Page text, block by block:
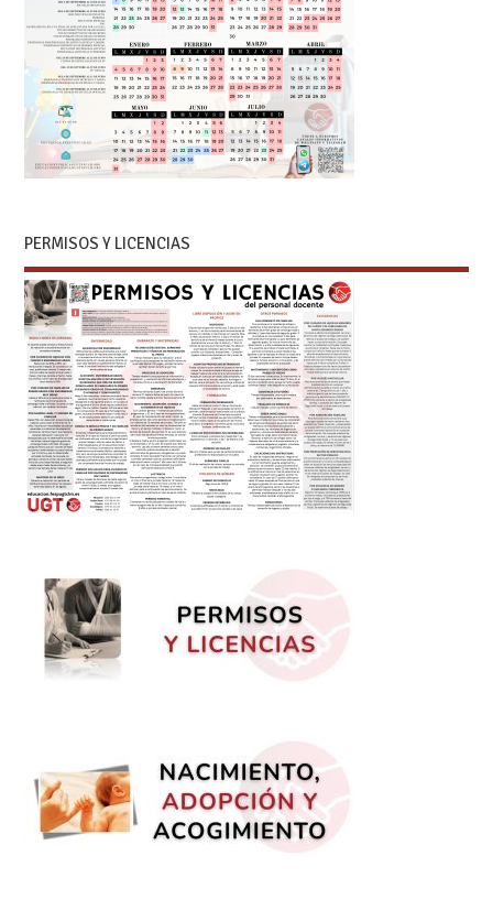
PERMISOS Y LICENCIAS